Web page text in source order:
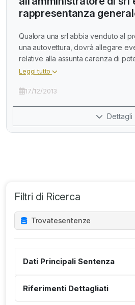
Filtri di Ricerca
Trovatesentenze
Dati Principali Sentenza
Riferimenti Dettagliati
rappresentanza
Qualora una srl abbia venduto al
una autovettura, dovrà allegare
relative alla assunta carenza di
Leggi tutto
17/12/2013
Dettagli